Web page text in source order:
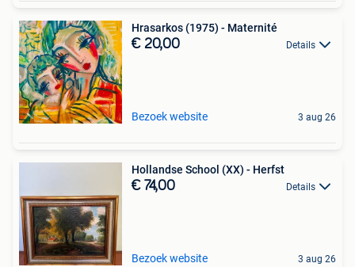
Hrasarkos (1975) - Maternité
€ 20,00 Details
Bezoek website 3 aug 26
Hollandse School (XX) - Herfst
€ 74,00 Details
Bezoek website 3 aug 26